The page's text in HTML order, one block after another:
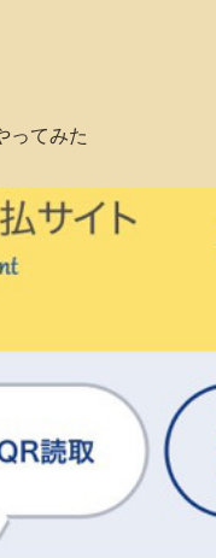
ってみた